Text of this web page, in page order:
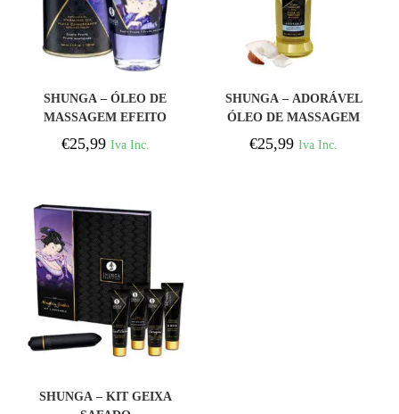
COMPRAR
SHUNGA – ÓLEO DE
MASSAGEM EFEITO
CALOR SABOR DE
FRUTAS EXÓTICAS 100
€25,99 Iva Inc.
SHUNGA – ADORÁVEL
ÓLEO DE MASSAGEM
ERÓTICA 240 ML
€25,99 Iva Inc.
SHUNGA – KIT GEIXA